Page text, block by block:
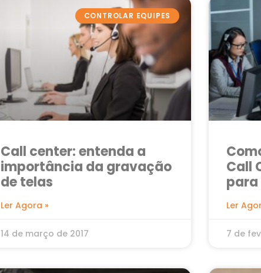
CONTROLAR EQUIPES
Call center: entenda a
importância da gravação
de telas
Ler Agora »
14 de março de 2017
Call
para
Ler
7 de